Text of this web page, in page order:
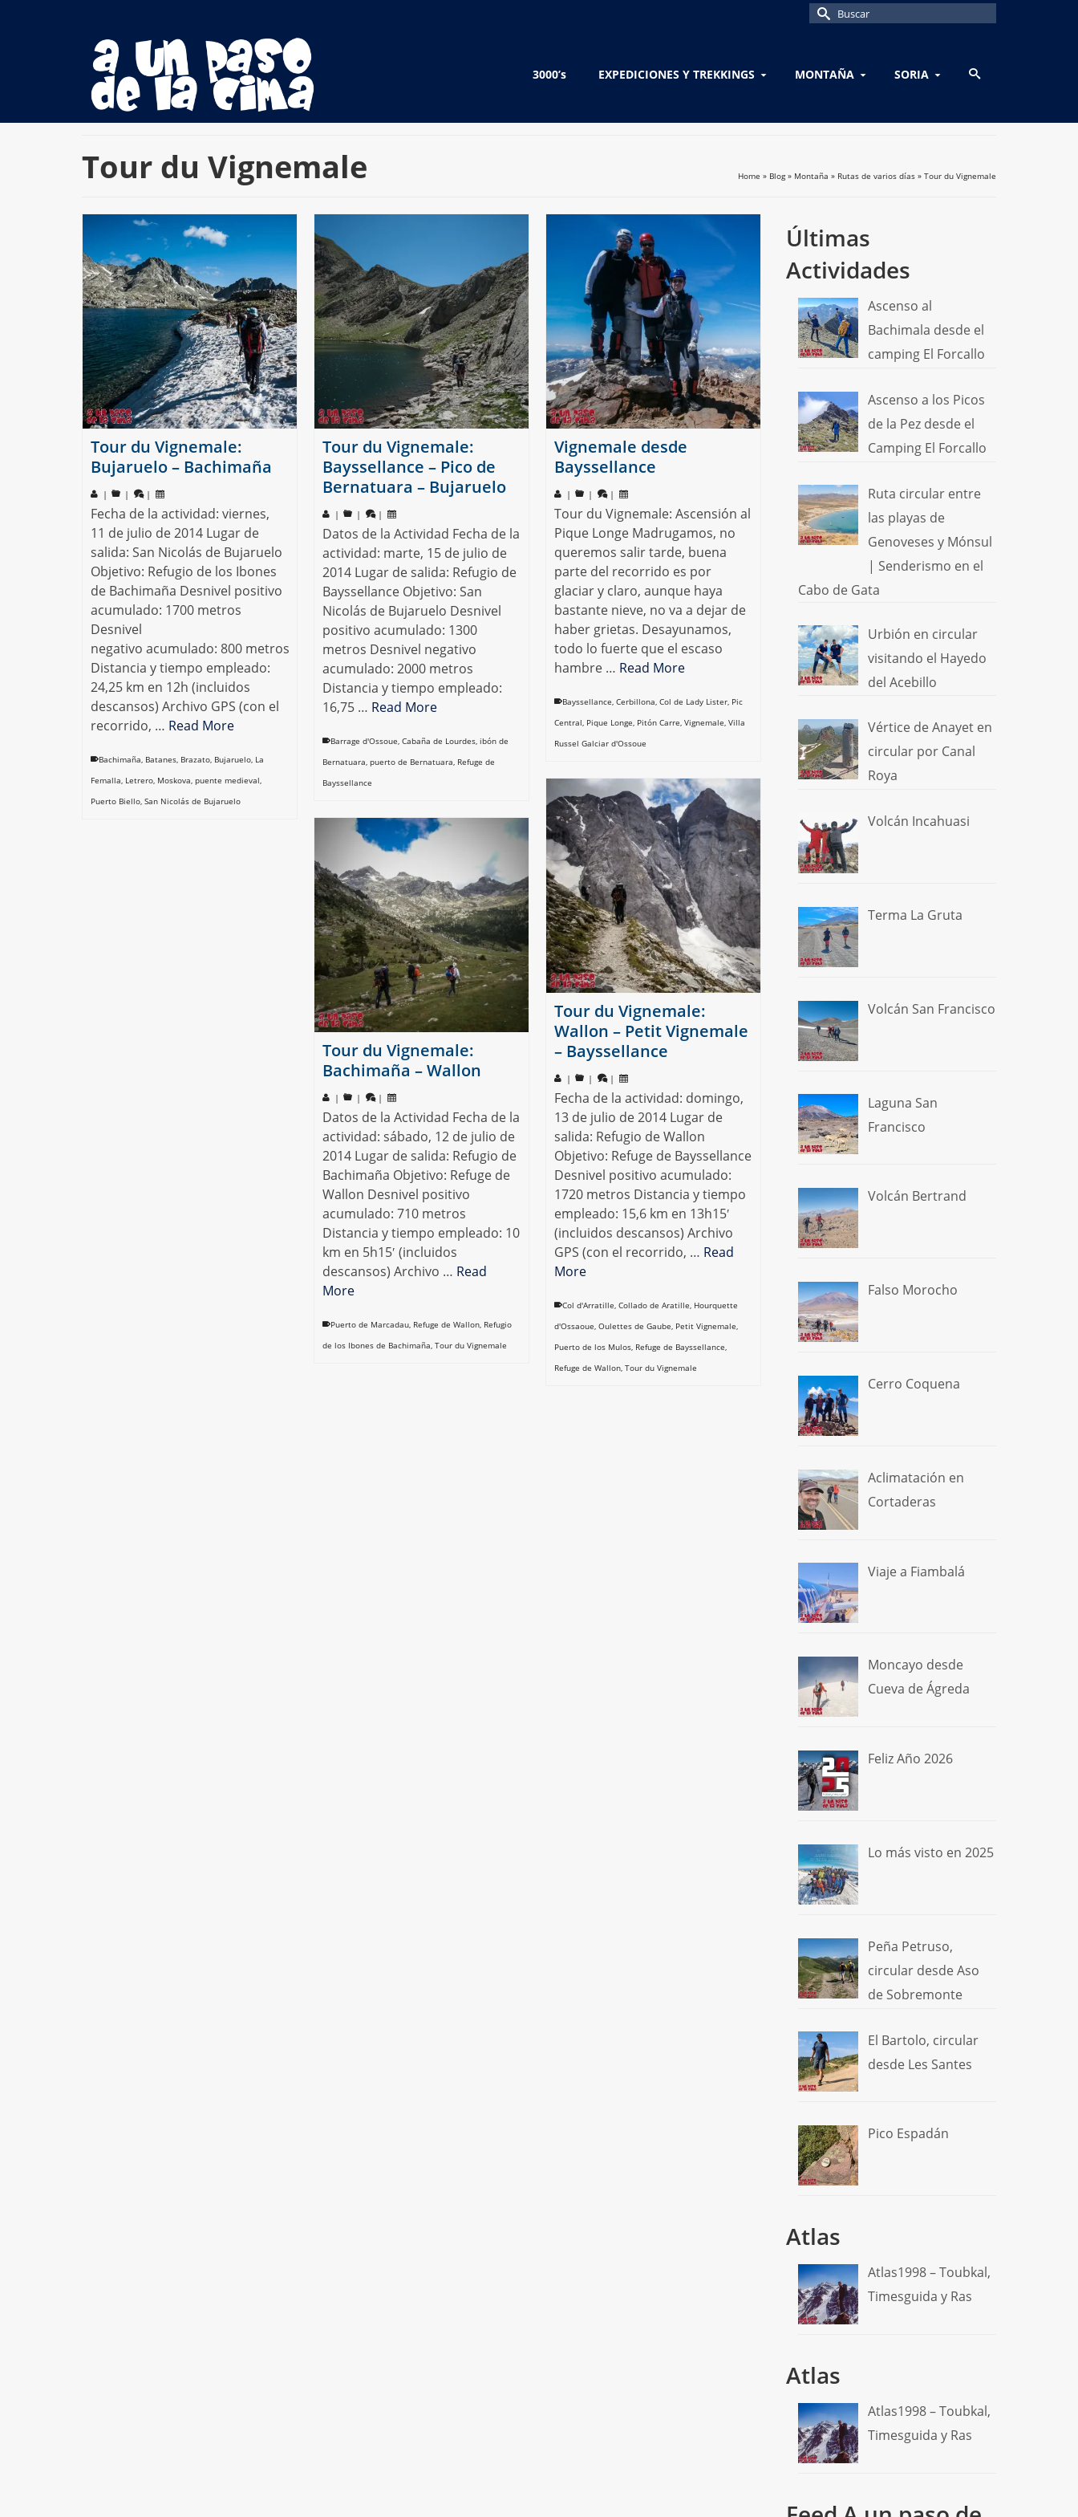
Buscar
3000’s EXPEDICIONES Y TREKKINGS MONTAÑA SORIA
Tour du Vignemale Home » Blog » Montaña » Rutas de varios días » Tour du Vignemale
Tour du Vignemale:
Bujaruelo – Bachimaña
| | |
Fecha de la actividad: viernes,
11 de julio de 2014 Lugar de
salida: San Nicolás de Bujaruelo
Objetivo: Refugio de los Ibones
de Bachimaña Desnivel positivo
acumulado: 1700 metros
Desnivel
negativo acumulado: 800 metros
Distancia y tiempo empleado:
24,25 km en 12h (incluidos
descansos) Archivo GPS (con el
recorrido, … Read More
Bachimaña, Batanes, Brazato, Bujaruelo, La
Femalla, Letrero, Moskova, puente medieval,
Puerto Biello, San Nicolás de Bujaruelo
Tour du Vignemale:
Bayssellance – Pico de
Bernatuara – Bujaruelo
| | |
Datos de la Actividad Fecha de la
actividad: marte, 15 de julio de
2014 Lugar de salida: Refugio de
Bayssellance Objetivo: San
Nicolás de Bujaruelo Desnivel
positivo acumulado: 1300
metros Desnivel negativo
acumulado: 2000 metros
Distancia y tiempo empleado:
16,75 … Read More
Barrage d'Ossoue, Cabaña de Lourdes, ibón de
Bernatuara, puerto de Bernatuara, Refuge de
Bayssellance
Vignemale desde
Bayssellance
| | |
Tour du Vignemale: Ascensión al
Pique Longe Madrugamos, no
queremos salir tarde, buena
parte del recorrido es por
glaciar y claro, aunque haya
bastante nieve, no va a dejar de
haber grietas. Desayunamos,
todo lo fuerte que el escaso
hambre … Read More
Bayssellance, Cerbillona, Col de Lady Lister, Pic
Central, Pique Longe, Pitón Carre, Vignemale, Villa
Russel Galciar d'Ossoue
Tour du Vignemale:
Wallon – Petit Vignemale
– Bayssellance
| | |
Fecha de la actividad: domingo,
13 de julio de 2014 Lugar de
salida: Refugio de Wallon
Objetivo: Refuge de Bayssellance
Desnivel positivo acumulado:
1720 metros Distancia y tiempo
empleado: 15,6 km en 13h15′
(incluidos descansos) Archivo
GPS (con el recorrido, … Read
More
Col d'Arratille, Collado de Aratille, Hourquette
d'Ossaoue, Oulettes de Gaube, Petit Vignemale,
Puerto de los Mulos, Refuge de Bayssellance,
Refuge de Wallon, Tour du Vignemale
Tour du Vignemale:
Bachimaña – Wallon
| | |
Datos de la Actividad Fecha de la
actividad: sábado, 12 de julio de
2014 Lugar de salida: Refugio de
Bachimaña Objetivo: Refuge de
Wallon Desnivel positivo
acumulado: 710 metros
Distancia y tiempo empleado: 10
km en 5h15′ (incluidos
descansos) Archivo … Read
More
Puerto de Marcadau, Refuge de Wallon, Refugio
de los Ibones de Bachimaña, Tour du Vignemale
Últimas
Actividades
Ascenso al
Bachimala desde el
camping El Forcallo
Ascenso a los Picos
de la Pez desde el
Camping El Forcallo
Ruta circular entre
las playas de
Genoveses y Mónsul
| Senderismo en el
Cabo de Gata
Urbión en circular
visitando el Hayedo
del Acebillo
Vértice de Anayet en
circular por Canal
Roya
Volcán Incahuasi
Terma La Gruta
Volcán San Francisco
Laguna San
Francisco
Volcán Bertrand
Falso Morocho
Cerro Coquena
Aclimatación en
Cortaderas
Viaje a Fiambalá
Moncayo desde
Cueva de Ágreda
Feliz Año 2026
Lo más visto en 2025
Peña Petruso,
circular desde Aso
de Sobremonte
El Bartolo, circular
desde Les Santes
Pico Espadán
Atlas
Atlas1998 – Toubkal,
Timesguida y Ras
Atlas
Atlas1998 – Toubkal,
Timesguida y Ras